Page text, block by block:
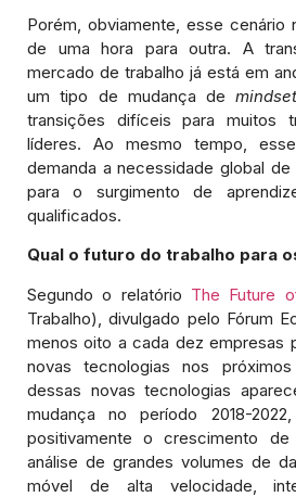
Porém, obviamente, esse cenário
de uma hora para outra. A
mercado de trabalho já está em
um tipo de mudança demindset
transições difíceis para muitos
líderes. Ao mesmo tempo,
demanda a necessidade global
para o surgimento de
qualificados.
Qual o futuro do trabalho para
Segundo o relatório The Future
Trabalho), divulgado pelo Fórum
menos oito a cada dez empresas
novas tecnologias nos
dessas novas tecnologias
mudança no período 2018-
positivamente o crescimento
análise de grandes volumes de
móvel de alta velocidade,